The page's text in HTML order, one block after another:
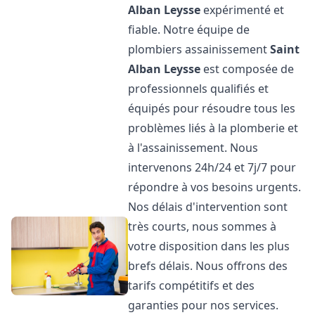
Alban Leysse expérimenté et
fiable. Notre équipe de
plombiers assainissementSaint
Alban Leysse est composée de
professionnels qualifiés et
équipés pour résoudre tous les
problèmes liés à la plomberie et
à l'assainissement. Nous
intervenons 24h/24 et 7j/7 pour
répondre à vos besoins urgents.
Nos délais d'intervention sont
très courts, nous sommes à
votre disposition dans les plus
brefs délais. Nous offrons des
tarifs compétitifs et des
garanties pour nos services.